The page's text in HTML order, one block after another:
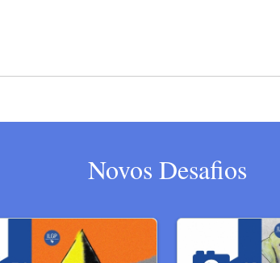
Novos Desafios